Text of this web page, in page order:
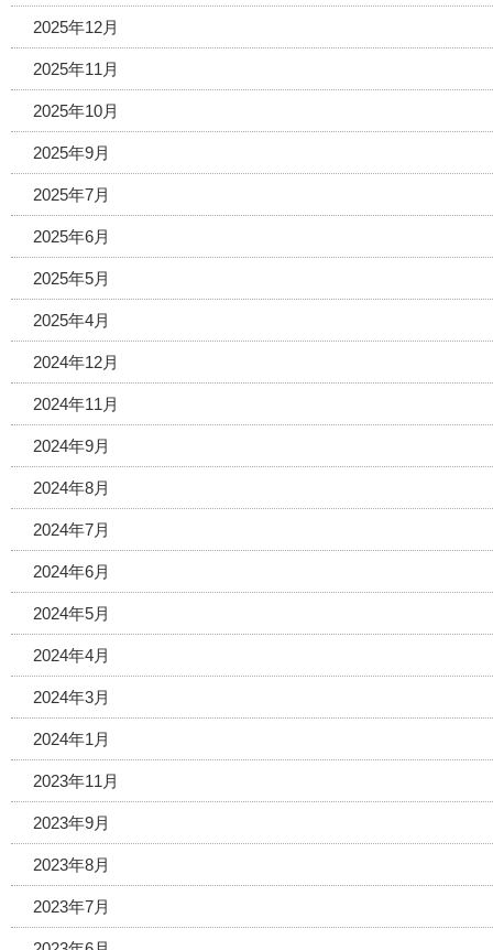
2025年12月
2025年11月
2025年10月
2025年9月
2025年7月
2025年6月
2025年5月
2025年4月
2024年12月
2024年11月
2024年9月
2024年8月
2024年7月
2024年6月
2024年5月
2024年4月
2024年3月
2024年1月
2023年11月
2023年9月
2023年8月
2023年7月